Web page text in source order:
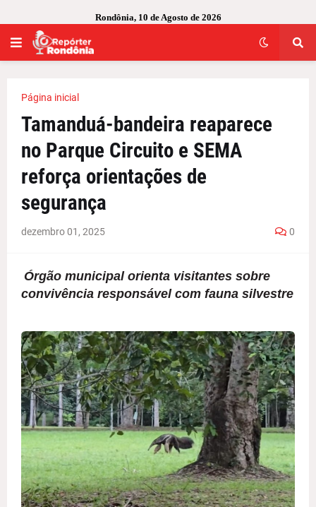
Rondônia, 10 de Agosto de 2026
Página inicial
Tamanduá-bandeira reaparece
no Parque Circuito e SEMA
reforça orientações de
segurança
dezembro 01, 2025 0
Órgão municipal orienta visitantes sobre
convivência responsável com fauna silvestre